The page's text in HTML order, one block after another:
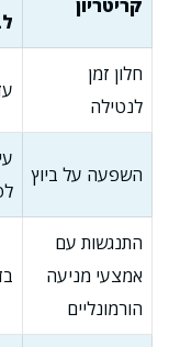
קריטריון
חלון זמן
לנטילה
עד
השפעה על ביוץ
התנגשות עם
אמצעי מניעה
הורמונליים